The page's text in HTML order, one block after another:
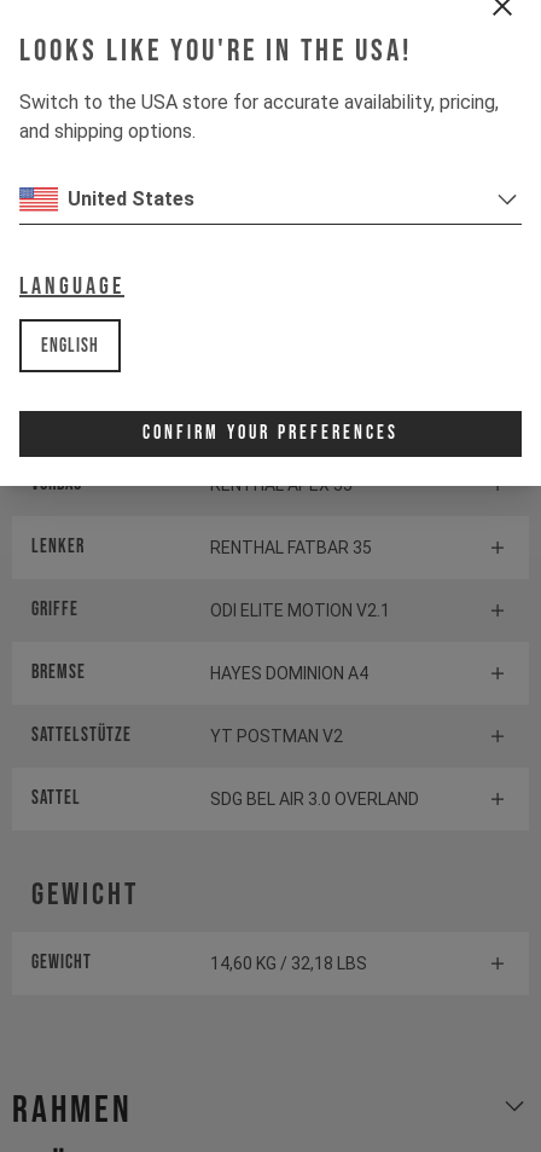
Looks like you're in the USA!
Switch to the USA store for accurate availability, pricing,
and shipping options.
United States
Language
English
Confirm Your Preferences
TRANSMISSION
Komponenten
CANE CREEK SERIES 40
Vorbau RENTHAL APEX 35
Lenker RENTHAL FATBAR 35
Griffe ODI ELITE MOTION V2.1
Bremse HAYES DOMINION A4
Sattelstütze YT POSTMAN V2
Sattel SDG BEL AIR 3.0 OVERLAND
Gewicht
Gewicht 14,60 KG / 32,18 LBS
Rahmen